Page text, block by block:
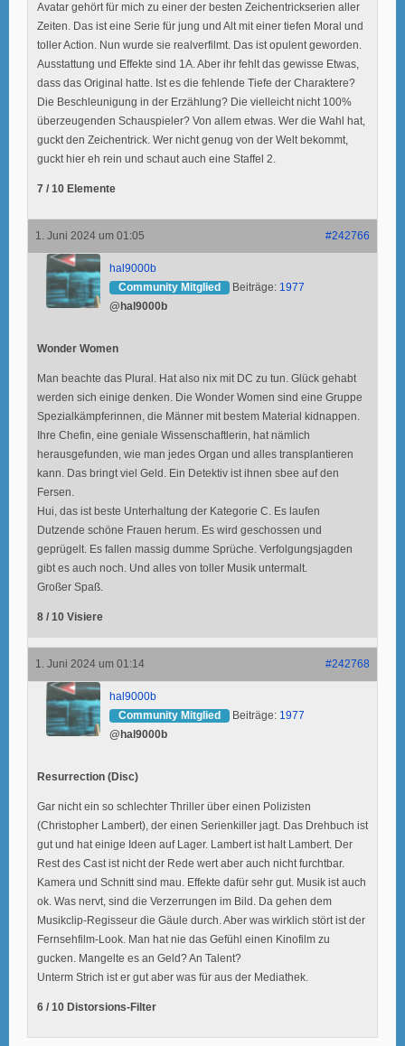
Avatar gehört für mich zu einer der besten Zeichentrickserien aller
Zeiten. Das ist eine Serie für jung und Alt mit einer tiefen Moral und
toller Action. Nun wurde sie realverfilmt. Das ist opulent geworden.
Ausstattung und Effekte sind 1A. Aber ihr fehlt das gewisse Etwas,
dass das Original hatte. Ist es die fehlende Tiefe der Charaktere?
Die Beschleunigung in der Erzählung? Die vielleicht nicht 100%
überzeugenden Schauspieler? Von allem etwas. Wer die Wahl hat,
guckt den Zeichentrick. Wer nicht genug von der Welt bekommt,
guckt hier eh rein und schaut auch eine Staffel 2.
7 / 10 Elemente
1. Juni 2024 um 01:05 #242766
hal9000b
Community Mitglied
Beiträge: 1977
@hal9000b
Wonder Women
Man beachte das Plural. Hat also nix mit DC zu tun. Glück gehabt
werden sich einige denken. Die Wonder Women sind eine Gruppe
Spezialkämpferinnen, die Männer mit bestem Material kidnappen.
Ihre Chefin, eine geniale Wissenschaftlerin, hat nämlich
herausgefunden, wie man jedes Organ und alles transplantieren
kann. Das bringt viel Geld. Ein Detektiv ist ihnen sbee auf den
Fersen.
Hui, das ist beste Unterhaltung der Kategorie C. Es laufen
Dutzende schöne Frauen herum. Es wird geschossen und
geprügelt. Es fallen massig dumme Sprüche. Verfolgungsjagden
gibt es auch noch. Und alles von toller Musik untermalt.
Großer Spaß.
8 / 10 Visiere
1. Juni 2024 um 01:14 #242768
hal9000b
Community Mitglied
Beiträge: 1977
@hal9000b
Resurrection (Disc)
Gar nicht ein so schlechter Thriller über einen Polizisten
(Christopher Lambert), der einen Serienkiller jagt. Das Drehbuch ist
gut und hat einige Ideen auf Lager. Lambert ist halt Lambert. Der
Rest des Cast ist nicht der Rede wert aber auch nicht furchtbar.
Kamera und Schnitt sind mau. Effekte dafür sehr gut. Musik ist auch
ok. Was nervt, sind die Verzerrungen im Bild. Da gehen dem
Musikclip-Regisseur die Gäule durch. Aber was wirklich stört ist der
Fernsehfilm-Look. Man hat nie das Gefühl einen Kinofilm zu
gucken. Mangelte es an Geld? An Talent?
Unterm Strich ist er gut aber was für aus der Mediathek.
6 / 10 Distorsions-Filter